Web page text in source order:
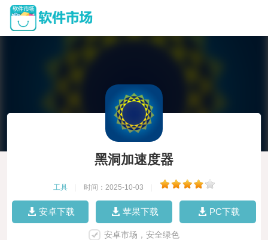
黑洞加速度器
工具 时间：2025-10-03
安卓下载 苹果下载 PC下载
安卓市场，安全绿色